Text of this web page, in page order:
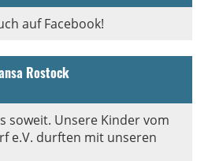
auf Facebook!
Rostock
soweit. Unsere Kinder vom
e.V. durften mit unseren